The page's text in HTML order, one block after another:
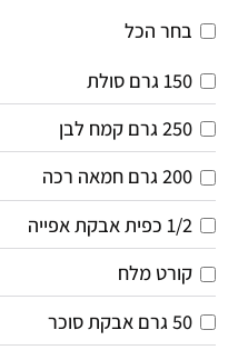
בחר הכל
150 גרם סולת
250 גרם קמח לבן
200 גרם חמאה רכה
1/2 כפית אבקת אפייה
קורט מלח
50 גרם אבקת סוכר